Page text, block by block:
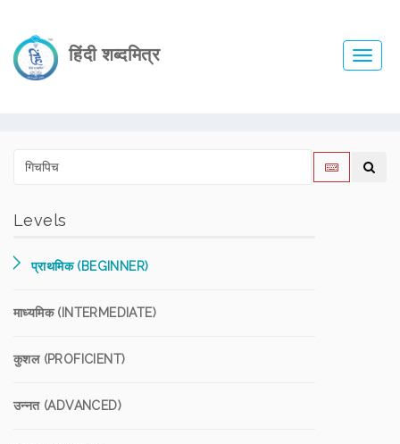
हिंदी शब्दमित्र
Levels
प्राथमिक (BEGINNER)
माध्यमिक (INTERMEDIATE)
कुशल (PROFICIENT)
उन्नत (ADVANCED)